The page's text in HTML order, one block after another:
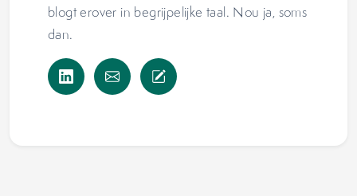
blogt erover in begrijpelijke taal. Nou ja, soms
dan.